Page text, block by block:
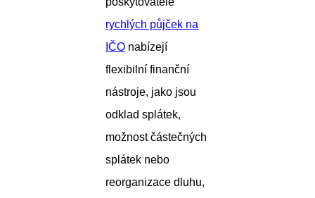
rychlých půjček na
IČO nabízejí
flexibilní finanční
nástroje, jako jsou
odklad splátek,
možnost částečných
splátek nebo
reorganizace dluhu,